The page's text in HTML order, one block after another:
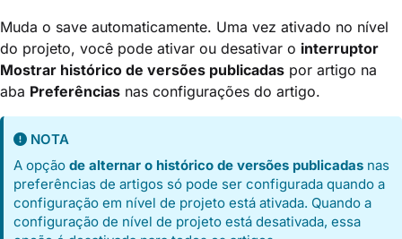
Muda o save automaticamente. Uma vez ativado no nível
do projeto, você pode ativar ou desativar o interruptor
Mostrar histórico de versões publicadas por artigo na
aba Preferências nas configurações do artigo.
NOTA
A opçãode alternar o histórico de versões publicadas nas
preferências de artigos só pode ser configurada quando a
configuração em nível de projeto está ativada. Quando a
configuração de nível de projeto está desativada, essa